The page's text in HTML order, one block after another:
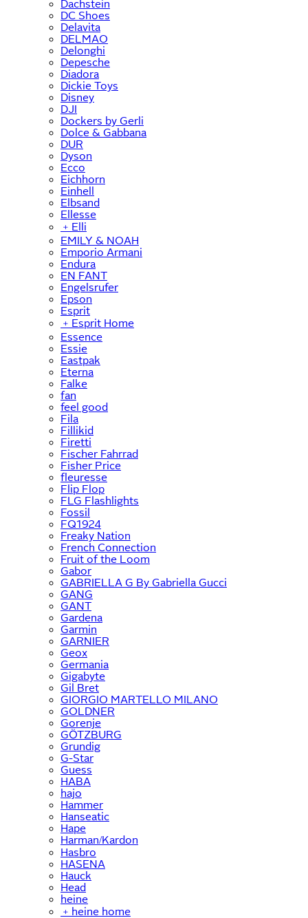
Dachstein
DC Shoes
Delavita
DELMAO
Delonghi
Depesche
Diadora
Dickie Toys
Disney
DJI
Dockers by Gerli
Dolce & Gabbana
DUR
Dyson
Ecco
Eichhorn
Einhell
Elbsand
Ellesse
﹢ Elli
EMILY & NOAH
Emporio Armani
Endura
EN FANT
Engelsrufer
Epson
Esprit
﹢ Esprit Home
Essence
Essie
Eastpak
Eterna
Falke
fan
feel good
Fila
Fillikid
Firetti
Fischer Fahrrad
Fisher Price
fleuresse
Flip Flop
FLG Flashlights
Fossil
FQ1924
Freaky Nation
French Connection
Fruit of the Loom
Gabor
GABRIELLA G By Gabriella Gucci
GANG
GANT
Gardena
Garmin
GARNIER
Geox
Germania
Gigabyte
Gil Bret
GIORGIO MARTELLO MILANO
GOLDNER
Gorenje
GÖTZBURG
Grundig
G-Star
Guess
HABA
hajo
Hammer
Hanseatic
Hape
Harman/Kardon
Hasbro
HASENA
Hauck
Head
heine
﹢ heine home